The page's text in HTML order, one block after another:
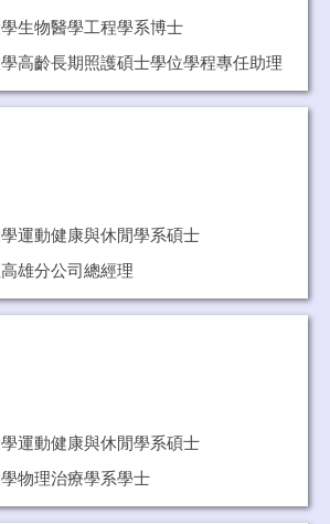
生物醫學工程學系博士
高齡長期照護碩士學位學程專任助理
運動健康與休閒學系碩士
雄分公司總經理
隊實務、休閒政策與法規
運動健康與休閒學系碩士
物理治療學系學士
復健科主任、 精準物理治療所所長